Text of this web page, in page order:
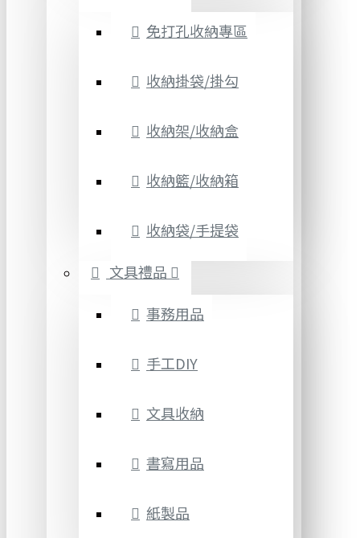
免打孔收納專區
收納掛袋/掛勾
收納架/收納盒
收納籃/收納箱
收納袋/手提袋
文具禮品
事務用品
手工DIY
文具收納
書寫用品
紙製品